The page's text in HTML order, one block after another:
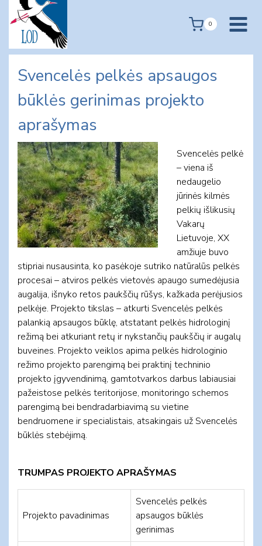
content
0
Svencelės pelkės apsaugos
būklės gerinimas projekto
aprašymas
Svencelės pelkė
– viena iš
nedaugelio
jūrinės kilmės
pelkių išlikusių
Vakarų
Lietuvoje, XX
amžiuje buvo
stipriai nusausinta, ko pasėkoje sutriko natūralūs pelkės
procesai – atviros pelkės vietovės apaugo sumedėjusia
augalija, išnyko retos paukščių rūšys, kažkada perėjusios
pelkėje. Projekto tikslas – atkurti Svencelės pelkės
palankią apsaugos būklę, atstatant pelkės hidrologinį
režimą bei atkuriant retų ir nykstančių paukščių ir augalų
buveines. Projekto veiklos apima pelkės hidrologinio
režimo projekto parengimą bei praktinį techninio
projekto įgyvendinimą, gamtotvarkos darbus labiausiai
pažeistose pelkės teritorijose, monitoringo schemos
parengimą bei bendradarbiavimą su vietine
bendruomene ir specialistais, atsakingais už Svencelės
būklės stebėjimą.
TRUMPAS PROJEKTO APRAŠYMAS
Projekto pavadinimas
Svencelės pelkės
apsaugos būklės
gerinimas